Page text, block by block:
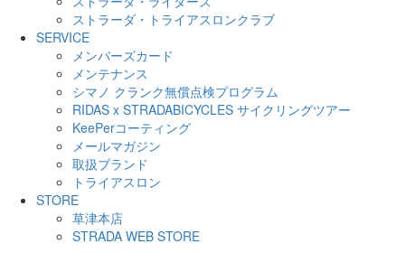
ストラーダ・トライアスロンクラブ
SERVICE
メンバーズカード
メンテナンス
シマノ クランク無償点検プログラム
RIDAS x STRADABICYCLES サイクリングツアー
KeePerコーティング
メールマガジン
取扱ブランド
トライアスロン
STORE
草津本店
STRADA WEB STORE